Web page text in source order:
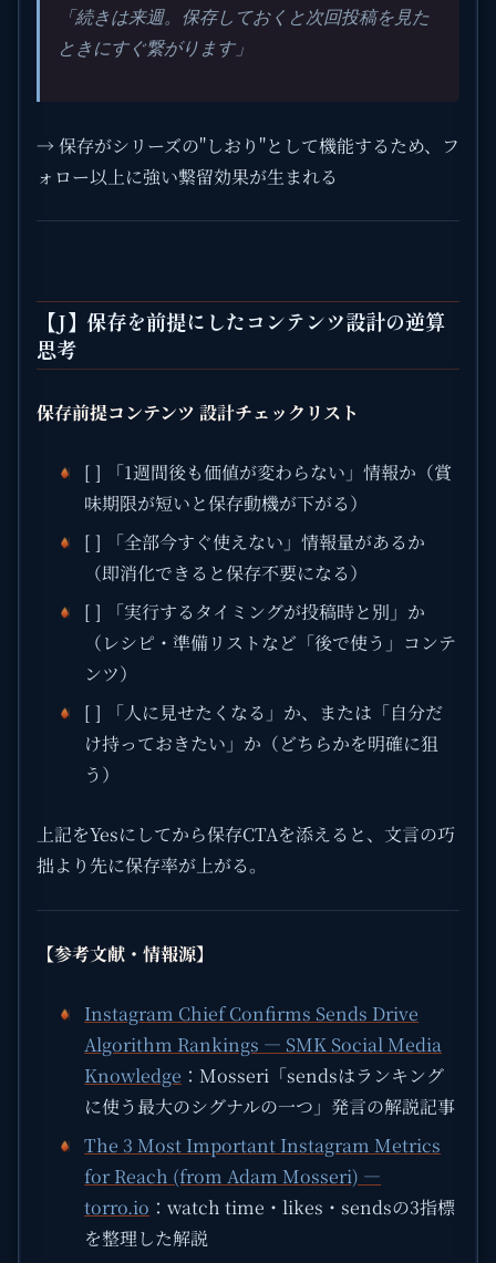
「続きは来週。保存しておくと次回投稿を見た
ときにすぐ繋がります」
→ 保存がシリーズの"しおり"として機能するため、フ
ォロー以上に強い繋留効果が生まれる
【J】保存を前提にしたコンテンツ設計の逆算
思考
保存前提コンテンツ 設計チェックリスト
[ ] 「1週間後も価値が変わらない」情報か（賞
味期限が短いと保存動機が下がる）
[ ] 「全部今すぐ使えない」情報量があるか
（即消化できると保存不要になる）
[ ] 「実行するタイミングが投稿時と別」か
（レシピ・準備リストなど「後で使う」コンテ
ンツ）
[ ] 「人に見せたくなる」か、または「自分だ
け持っておきたい」か（どちらかを明確に狙
う）
上記をYesにしてから保存CTAを添えると、文言の巧
拙より先に保存率が上がる。
【参考文献・情報源】
Instagram Chief Confirms Sends Drive
Algorithm Rankings — SMK Social Media
Knowledge ：Mosseri「sendsはランキング
に使う最大のシグナルの一つ」発言の解説記事
The 3 Most Important Instagram Metrics
for Reach (from Adam Mosseri) —
torro.io ：watch time・likes・sendsの3指標
を整理した解説